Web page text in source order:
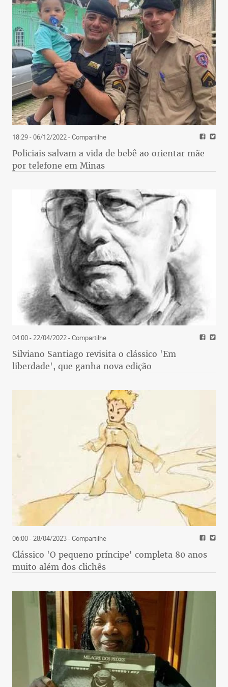
18:29 - 06/12/2022- Compartilhe
Policiais salvam a vida de bebê ao orientar mãe
por telefone em Minas
04:00 - 22/04/2022- Compartilhe
Silviano Santiago revisita o clássico 'Em
liberdade', que ganha nova edição
06:00 - 28/04/2023- Compartilhe
Clássico 'O pequeno príncipe' completa 80 anos
muito além dos clichês